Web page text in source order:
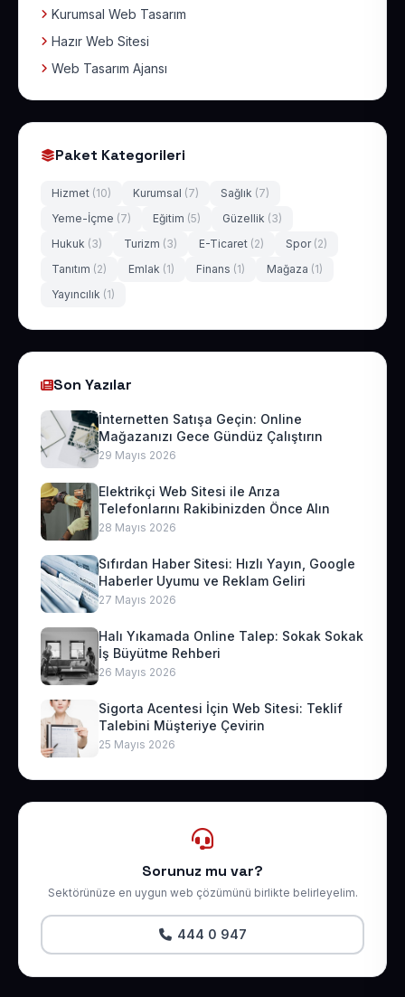
Kurumsal Web Tasarım
Hazır Web Sitesi
Web Tasarım Ajansı
Paket Kategorileri
Hizmet (10) Kurumsal (7) Sağlık (7)
Yeme-İçme (7) Eğitim (5) Güzellik (3)
Hukuk (3) Turizm (3) E-Ticaret (2) Spor (2)
Tanıtım (2) Emlak (1) Finans (1) Mağaza (1)
Yayıncılık (1)
Son Yazılar
İnternetten Satışa Geçin: Online
Mağazanızı Gece Gündüz Çalıştırın
29 Mayıs 2026
Elektrikçi Web Sitesi ile Arıza
Telefonlarını Rakibinizden Önce Alın
28 Mayıs 2026
Sıfırdan Haber Sitesi: Hızlı Yayın, Google
Haberler Uyumu ve Reklam Geliri
27 Mayıs 2026
Halı Yıkamada Online Talep: Sokak Sokak
İş Büyütme Rehberi
26 Mayıs 2026
Sigorta Acentesi İçin Web Sitesi: Teklif
Talebini Müşteriye Çevirin
25 Mayıs 2026
Sorunuz mu var?
Sektörünüze en uygun web çözümünü birlikte belirleyelim.
444 0 947